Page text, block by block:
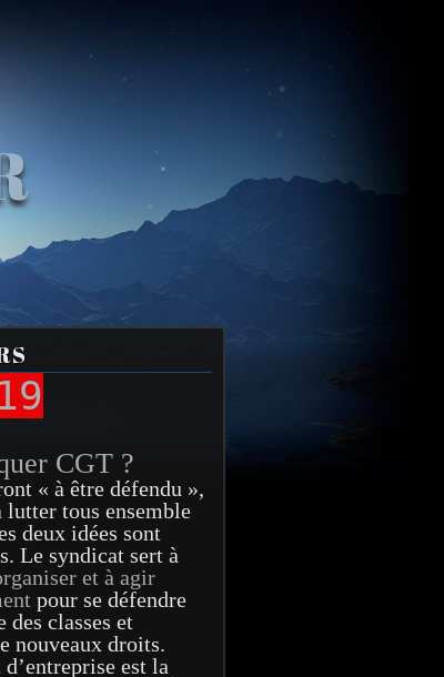
CGT ?
« à être défendu »,
lutter tous ensemble
deux idées sont
Le syndicat sert à
et à agir
pour se défendre
des classes et
nouveaux droits.
est la